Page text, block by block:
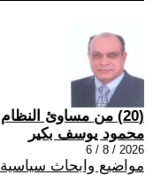
(20) من مساوئ النظام الدولي الجديد٢
محمود يوسف بكير
2026 / 8 / 6
مواضيع وابحاث سياسية